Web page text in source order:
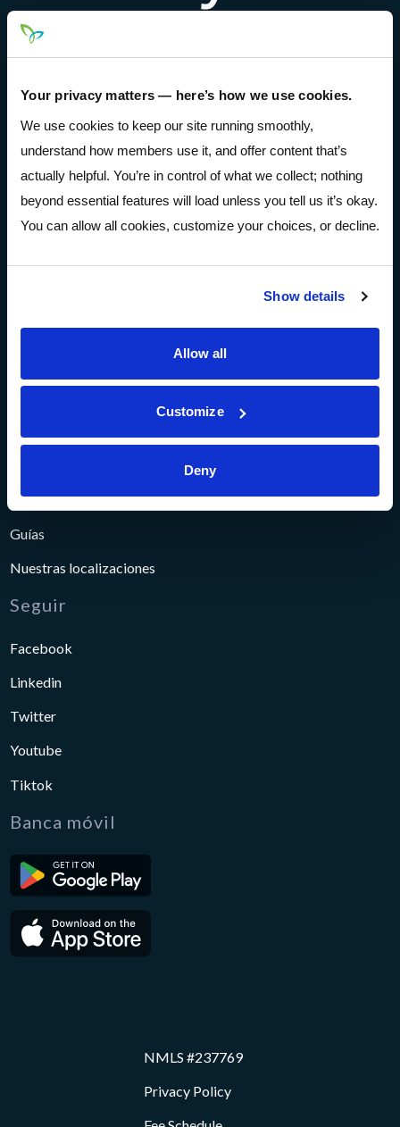
Your privacy matters — here’s how we use cookies.
We use cookies to keep our site running smoothly,
understand how members use it, and offer content that’s
actually helpful. You’re in control of what we collect; nothing
beyond essential features will load unless you tell us it’s okay.
You can allow all cookies, customize your choices, or decline.
Show details
Allow all
Customize
Deny
Sobre
Sobre
Seguridad
Branches y cajeros automáticos
Guías
Nuestras localizaciones
Seguir
Facebook
Linkedin
Twitter
Youtube
Tiktok
Banca móvil
NMLS #237769
Privacy Policy